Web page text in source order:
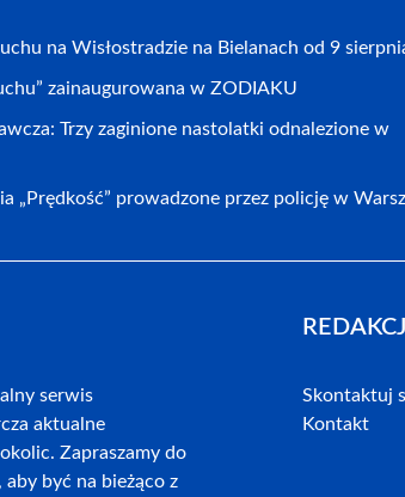
na Wisłostradzie na Bielanach od 9
zainaugurowana w ZODIAKU
Trzy zaginione nastolatki odnalezione w
„Prędkość” prowadzone przez policję w
serwis
aktualne
Zapraszamy do
aby być na bieżąco z
Skontaktuj
Kontakt